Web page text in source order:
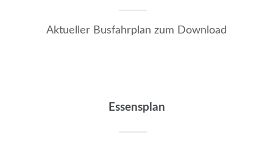
Aktueller Busfahrplan zum Download
Essensplan